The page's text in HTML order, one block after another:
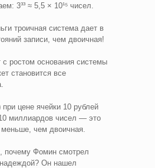
3³³ ≈ 5,5 × 10¹⁵ чисел.
троичная система дает в
записи, чем двоичная!
ростом основания системы
становится все
цене ячейки 10 рублей
10 миллиардов чисел — это
чем двоичная.
почему Фомин смотрел
надеждой? Он нашел